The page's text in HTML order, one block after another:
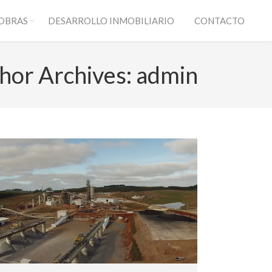
DESARROLLO INMOBILIARIO CONTACTO
Archives: admin